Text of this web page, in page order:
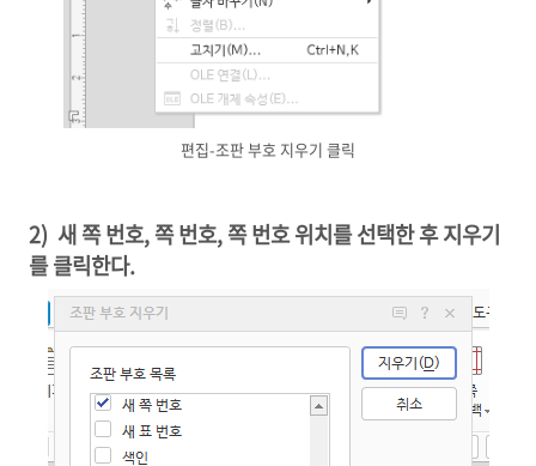
편집-조판 부호 지우기 클릭
2) 새 쪽 번호, 쪽 번호, 쪽 번호 위치를 선택한 후 지우기
를 클릭한다.